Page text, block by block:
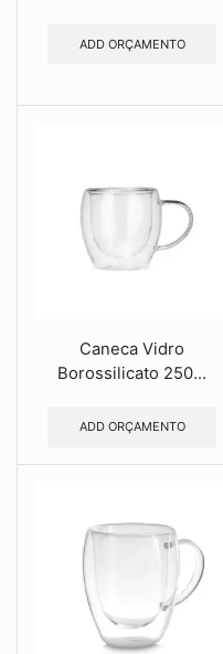
ADD ORÇAMENTO
Caneca Vidro
Borossilicato 250...
ADD ORÇAMENTO